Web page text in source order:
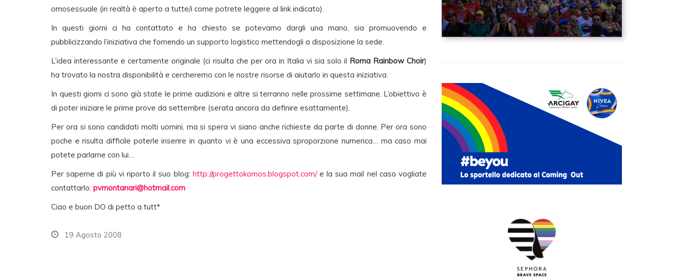
omosessuale (in realtà è aperto a tutte/i come potrete leggere al link indicato).
In questi giorni ci ha contattato e ha chiesto se potevamo dargli una mano, sia promuovendo e
pubblicizzando l’iniziativa che fornendo un supporto logistico mettendogli a disposizione la sede.
L’idea interessante e certamente originale (ci risulta che per ora in Italia vi sia solo il Roma Rainbow Choir)
ha trovato la nostra disponibilità e cercheremo con le nostre risorse di aiutarlo in questa iniziativa.
In questi giorni ci sono già state le prime audizioni e altre si terranno nelle prossime settimane. L’obiettivo è
di poter iniziare le prime prove da settembre (serata ancora da definire esattamente).
Per ora si sono candidati molti uomini, ma si spera vi siano anche richieste da parte di donne. Per ora sono
poche e risulta difficile poterle inserire in quanto vi è una eccessiva sproporzione numerica… ma caso mai
potete parlarne con lui…
Per saperne di più vi riporto il suo blog: http://progettokomos.blogspot.com/e la sua mail nel caso vogliate
contattarlo: pvmontanari@hotmail.com
Ciao e buon DO di petto a tutt*
19 Agosto 2008